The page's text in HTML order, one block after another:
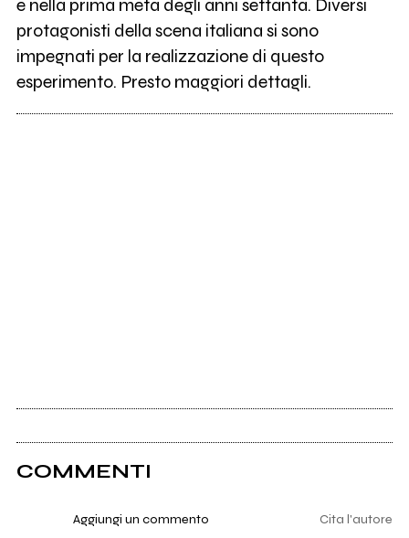
e nella prima metà degli anni settanta. Diversi
protagonisti della scena italiana si sono
impegnati per la realizzazione di questo
esperimento. Presto maggiori dettagli.
COMMENTI
Aggiungi un commento Cita l'autore